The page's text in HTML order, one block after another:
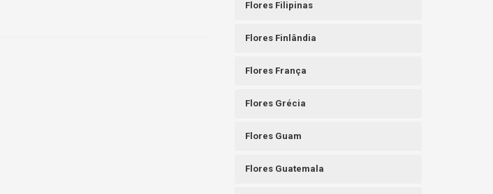
Flores Filipinas
Flores Finlândia
Flores França
Flores Grécia
Flores Guam
Flores Guatemala